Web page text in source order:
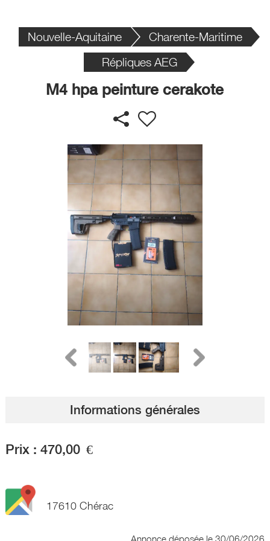
Nouvelle-Aquitaine
Charente-Maritime
Répliques AEG
M4 hpa peinture cerakote
Informations générales
Prix : 470,00 €
17610 Chérac
Annonce déposée le 30/06/2026